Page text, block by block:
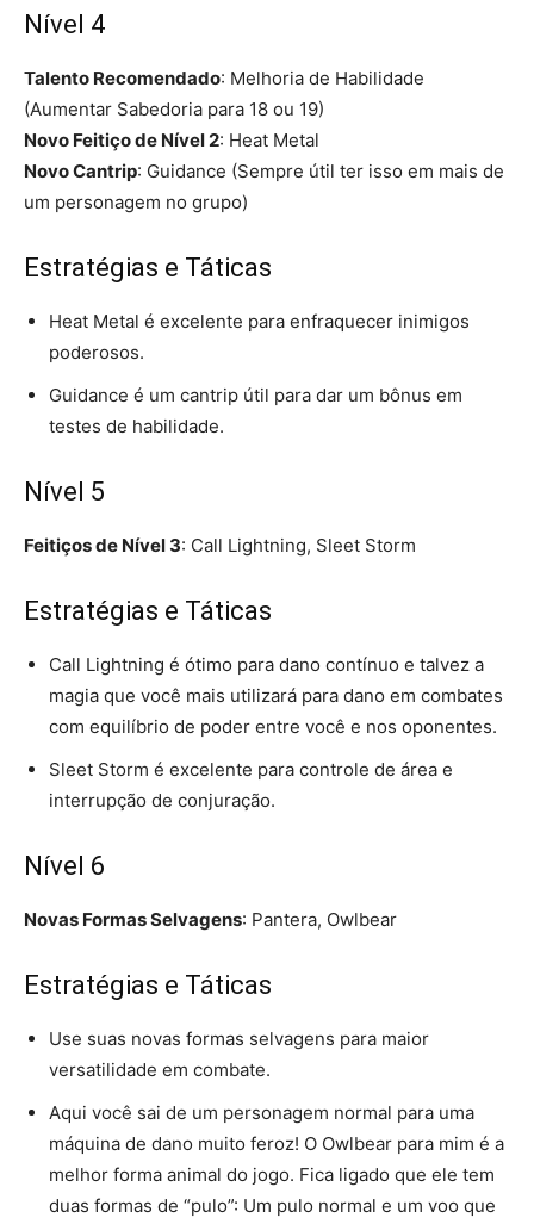
Nível 4
Talento Recomendado: Melhoria de Habilidade
(Aumentar Sabedoria para 18 ou 19)
Novo Feitiço de Nível 2: Heat Metal
Novo Cantrip: Guidance (Sempre útil ter isso em mais de
um personagem no grupo)
Estratégias e Táticas
Heat Metal é excelente para enfraquecer inimigos
poderosos.
Guidance é um cantrip útil para dar um bônus em
testes de habilidade.
Nível 5
Feitiços de Nível 3: Call Lightning, Sleet Storm
Estratégias e Táticas
Call Lightning é ótimo para dano contínuo e talvez a
magia que você mais utilizará para dano em combates
com equilíbrio de poder entre você e nos oponentes.
Sleet Storm é excelente para controle de área e
interrupção de conjuração.
Nível 6
Novas Formas Selvagens: Pantera, Owlbear
Estratégias e Táticas
Use suas novas formas selvagens para maior
versatilidade em combate.
Aqui você sai de um personagem normal para uma
máquina de dano muito feroz! O Owlbear para mim é a
melhor forma animal do jogo. Fica ligado que ele tem
duas formas de “pulo”: Um pulo normal e um voo que